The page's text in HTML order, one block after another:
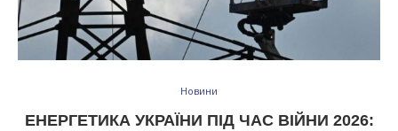
Новини
ЕНЕРГЕТИКА УКРАЇНИ ПІД ЧАС ВІЙНИ 2026: